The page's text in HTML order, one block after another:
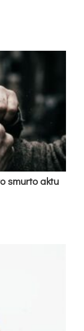
smur­to ak­tu